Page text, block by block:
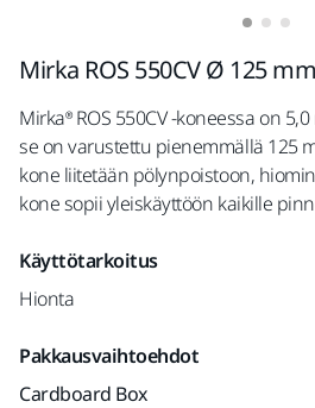
Mirka ROS 550CV Ø 125
Mirka® ROS 550CV -koneessa on
se on varustettu pienemmällä 125
kone liitetään pölynpoistoon,
kone sopii yleiskäyttöön kaikille
Käyttötarkoitus
Hionta
Pakkausvaihtoehdot
Cardboard Box